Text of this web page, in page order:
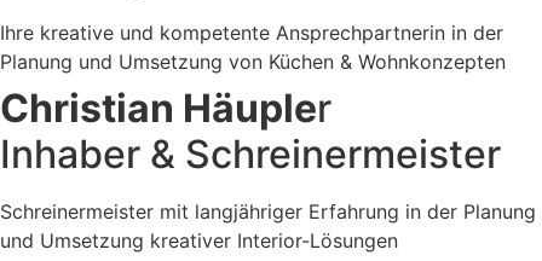
Ihre kreative und kompetente Ansprechpartnerin in der
Planung und Umsetzung von Küchen & Wohnkonzepten
Christian Häupler
Inhaber & Schreinermeister
Schreinermeister mit langjähriger Erfahrung in der Planung
und Umsetzung kreativer Interior-Lösungen